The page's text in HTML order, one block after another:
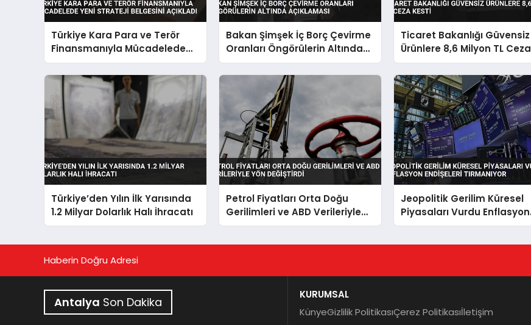
Türkiye Kara Para ve Terör
Finansmanıyla Mücadelede
Yeni Strateji Belgesini Açıkladı
Bakan Şimşek İç Borç Çevirme
Oranları Öngörülerin Altında
Açıklaması
Ticaret Bakanlığı Güvensiz
Ürünlere 8,6 Milyon TL Ceza
Kesti
Türkiye’den Yılın İlk Yarısında
1.2 Milyar Dolarlık Halı İhracatı
Petrol Fiyatları Orta Doğu
Gerilimleri ve ABD Verileriyle
Yön Değiştirdi
Jeopolitik Gerilim Küresel
Piyasaları Vurdu Enflasyon
Endişeleri Tırmanıyor
Haberin Doğru Adresi
Antalya Son Dakika
KURUMSAL
KünyeGizlilik PolitikasıÇerez Politikasıİletişim